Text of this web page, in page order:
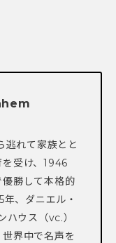
逃れて家族とと
受け、1946
勝して本格的
、ダニエル・
ハウス（vc.）
界中で名声を